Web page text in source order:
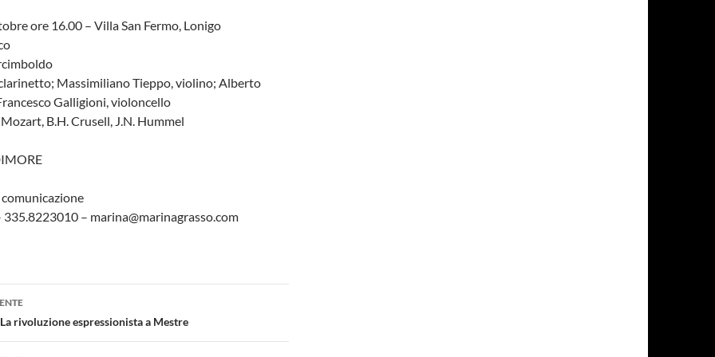
ore 16.00 – Villa San Fermo, Lonigo
Massimiliano Tieppo, violino; Alberto
Galligioni, violoncello
B.H. Crusell, J.N. Hummel
335.8223010 – marina@marinagrasso.com
rivoluzione espressionista a Mestre